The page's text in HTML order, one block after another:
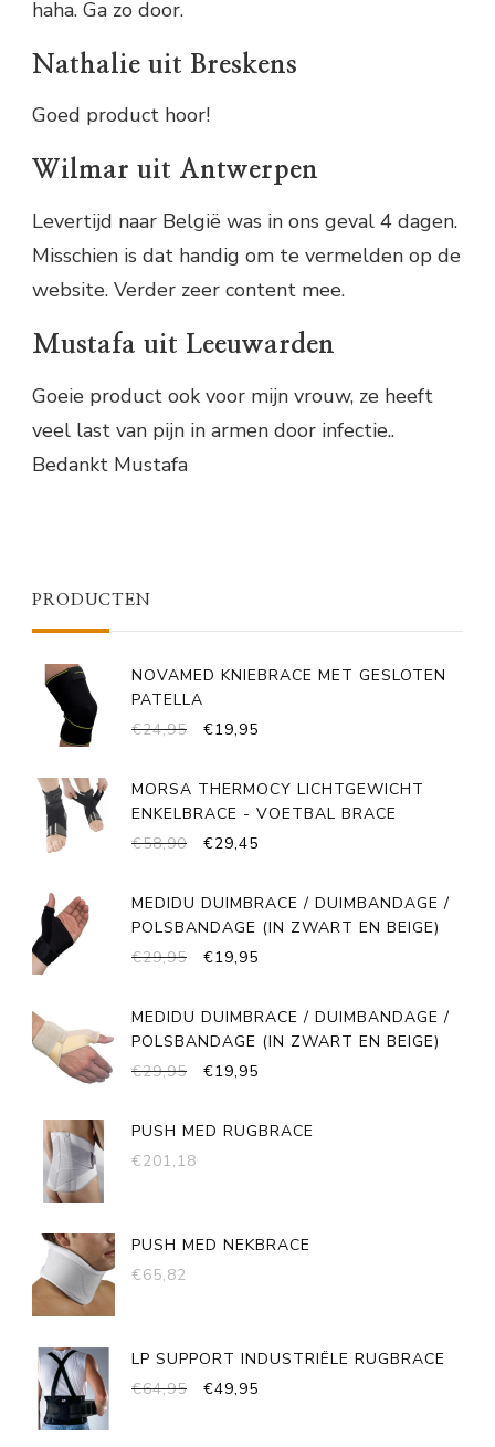
haha. Ga zo door.
Nathalie uit Breskens
Goed product hoor!
Wilmar uit Antwerpen
Levertijd naar België was in ons geval 4 dagen.
Misschien is dat handig om te vermelden op de
website. Verder zeer content mee.
Mustafa uit Leeuwarden
Goeie product ook voor mijn vrouw, ze heeft
veel last van pijn in armen door infectie..
Bedankt Mustafa
PRODUCTEN
NOVAMED KNIEBRACE MET GESLOTEN
PATELLA
€24,95
OORSPRONKELIJKE
€24,95.
€19,95
€19,95.
MORSA THERMOCY LICHTGEWICHT
ENKELBRACE - VOETBAL BRACE
€58,90
OORSPRONKELIJKE
€58,90.
€29,45
€29,45.
MEDIDU DUIMBRACE / DUIMBANDAGE /
POLSBANDAGE (IN ZWART EN BEIGE)
€29,95
OORSPRONKELIJKE
€29,95.
€19,95
€19,95.
MEDIDU DUIMBRACE / DUIMBANDAGE /
POLSBANDAGE (IN ZWART EN BEIGE)
€29,95
OORSPRONKELIJKE
€29,95.
€19,95
€19,95.
PUSH MED RUGBRACE
€201,18
PUSH MED NEKBRACE
€65,82
LP SUPPORT INDUSTRIËLE RUGBRACE
€64,95
OORSPRONKELIJKE
€49,95